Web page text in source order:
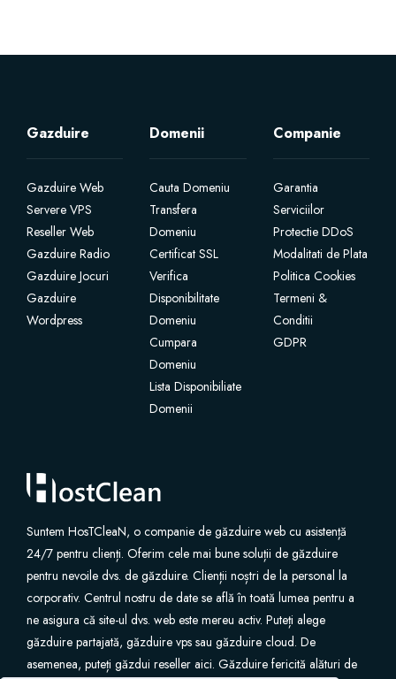
Licente cPanel WHM / WHMSonic
Servere Dedicate
Aplicatii Mobil
Certificate SSL
Website Backup
VPN
SEO Tools
Gazduire
Gazduire Web
Servere VPS
Reseller Web
Gazduire Radio
Gazduire Jocuri
Gazduire
Wordpress
Domenii
Cauta Domeniu
Transfera
Domeniu
Certificat SSL
Verifica
Disponibilitate
Domeniu
Cumpara
Domeniu
Lista Disponibiliate
Domenii
Companie
Garantia
Serviciilor
Protectie DDoS
Modalitati de Plata
Politica Cookies
Termeni &
Conditii
GDPR
Suntem HosTCleaN, o companie de găzduire web cu asistență
24/7 pentru clienți. Oferim cele mai bune soluții de găzduire
pentru nevoile dvs. de găzduire. Clienții noștri de la personal la
corporativ. Centrul nostru de date se află în toată lumea pentru a
ne asigura că site-ul dvs. web este mereu activ. Puteți alege
găzduire partajată, găzduire vps sau găzduire cloud. De
asemenea, puteți găzdui reseller aici. Găzduire fericită alături de